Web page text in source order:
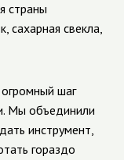
страны
сахарная свекла,
шаг
Мы объединили
инструмент,
гораздо